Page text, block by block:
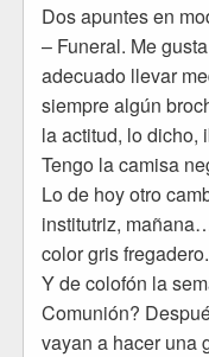
Dos apuntes en
– Funeral. Me
adecuado llevar
siempre algún
la actitud, lo dicho,
Tengo la camisa
Lo de hoy otro
institutriz,
color gris fregadero.
Y de colofón la
Comunión?
vayan a hacer una